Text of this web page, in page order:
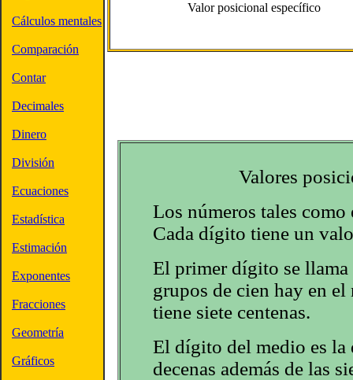
Cálculos mentales
Comparación
Contar
Decimales
Dinero
División
Ecuaciones
Estadística
Estimación
Exponentes
Fracciones
Geometría
Gráficos
Valor posicional específico
Valores
Los números tales
Cada dígito tiene un
El primer dígito se llama
grupos de cien hay en
tiene siete centenas.
El dígito del medio es la
decenas además de las